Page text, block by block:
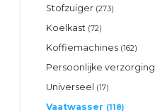
Stofzuiger (273)
Koelkast (72)
Koffiemachines (162)
Persoonlijke verzorging
Universeel (17)
Vaatwasser (118)